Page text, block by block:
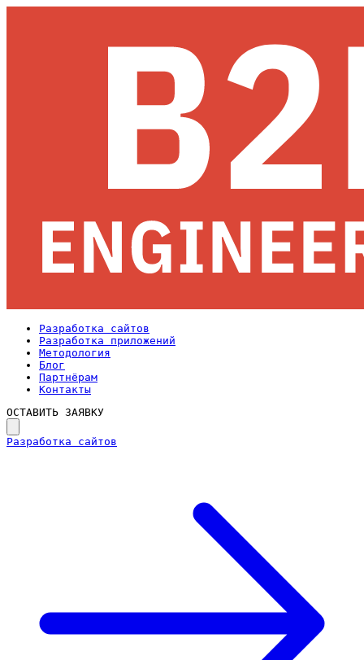
Разработка сайтов
Разработка приложений
Методология
Блог
Партнёрам
Контакты
ОСТАВИТЬ ЗАЯВКУ
Разработка сайтов